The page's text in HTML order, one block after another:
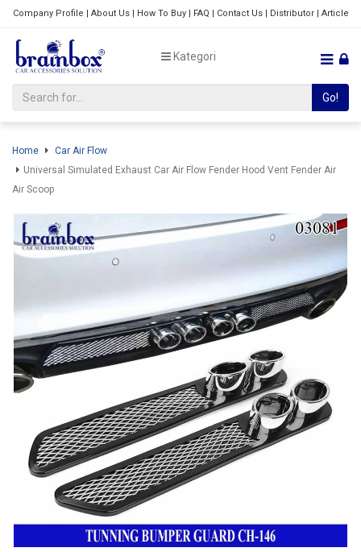
Company Profile | About Us| How To Buy| FAQ | Contact Us| Distributor| Article
Kategori
Go!
Home
Car Air Flow
Universal Simulated Exhaust Car Air Flow Fender Hood Vent Fender Air
Air Scoop